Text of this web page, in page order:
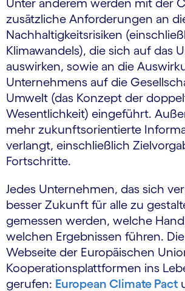
Unter anderem werden mit der
zusätzliche Anforderungen an
Nachhaltigkeitsrisiken
Klimawandels), die sich auf das
auswirken, sowie an die
Unternehmens auf die
Umwelt (das Konzept der
Wesentlichkeit) eingeführt.
mehr zukunftsorientierte
verlangt, einschließlich
Fortschritte.
Jedes Unternehmen, das sich
besser Zukunft für alle zu
gemessen werden, welche
welchen Ergebnissen führen.
Webseite der Europäischen
Kooperationsplattformen ins
gerufen: European Climate Pact